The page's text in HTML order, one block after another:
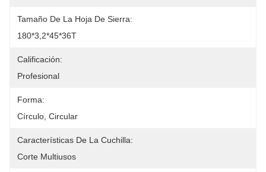
Tamaño De La Hoja De Sierra:
180*3,2*45*36T
Calificación:
Profesional
Forma:
Círculo, Circular
Características De La Cuchilla:
Corte Multiusos